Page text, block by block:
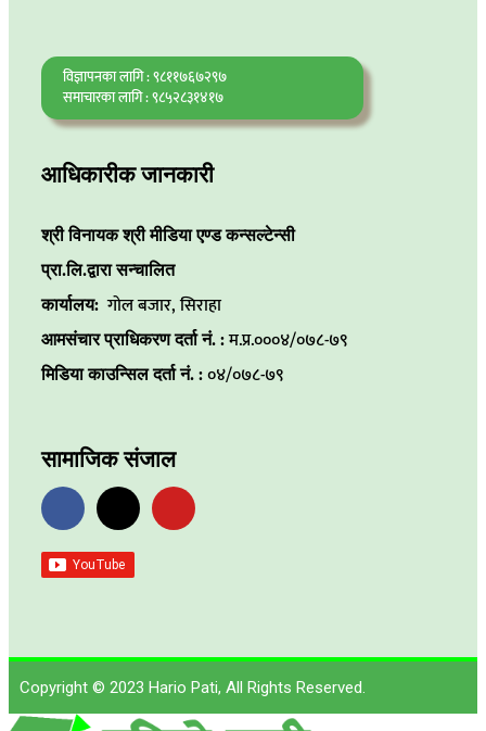
विज्ञापनका लागि : ९८११७६७२९७
समाचारका लागि : ९८५२८३१४१७
आधिकारीक जानकारी
श्री विनायक श्री मीडिया एण्ड कन्सल्टेन्सी
प्रा.लि.द्वारा सन्चालित
कार्यालय:गोल बजार, सिराहा
आमसंचार प्राधिकरण दर्ता नं. :म.प्र.०००४/०७८-७९
मिडिया काउन्सिल दर्ता नं. :०४/०७८-७९
सामाजिक संजाल
Copyright © 2023 Hario Pati, All Rights Reserved.